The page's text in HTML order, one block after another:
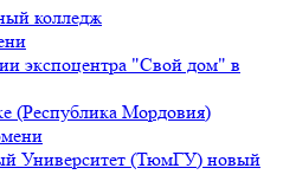
колледж
экспоцентра "Свой дом" в
(Республика Мордовия)
Университет (ТюмГУ) новый